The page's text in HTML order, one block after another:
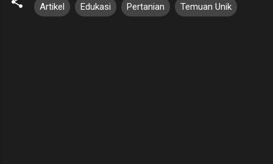
Artikel Edukasi Pertanian Temuan Unik